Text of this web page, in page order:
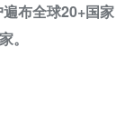
布全球20+国家
。